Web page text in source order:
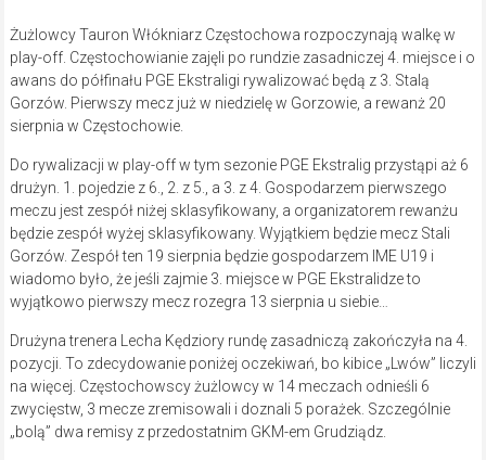
Żużlowcy Tauron Włókniarz Częstochowa rozpoczynają walkę w
play-off. Częstochowianie zajęli po rundzie zasadniczej 4. miejsce i o
awans do półfinału PGE Ekstraligi rywalizować będą z 3. Stalą
Gorzów. Pierwszy mecz już w niedzielę w Gorzowie, a rewanż 20
sierpnia w Częstochowie.
Do rywalizacji w play-off w tym sezonie PGE Ekstralig przystąpi aż 6
drużyn. 1. pojedzie z 6., 2. z 5., a 3. z 4. Gospodarzem pierwszego
meczu jest zespół niżej sklasyfikowany, a organizatorem rewanżu
będzie zespół wyżej sklasyfikowany. Wyjątkiem będzie mecz Stali
Gorzów. Zespół ten 19 sierpnia będzie gospodarzem IME U19 i
wiadomo było, że jeśli zajmie 3. miejsce w PGE Ekstralidze to
wyjątkowo pierwszy mecz rozegra 13 sierpnia u siebie…
Drużyna trenera Lecha Kędziory rundę zasadniczą zakończyła na 4.
pozycji. To zdecydowanie poniżej oczekiwań, bo kibice „Lwów” liczyli
na więcej. Częstochowscy żużlowcy w 14 meczach odnieśli 6
zwycięstw, 3 mecze zremisowali i doznali 5 porażek. Szczególnie
„bolą” dwa remisy z przedostatnim GKM-em Grudziądz.